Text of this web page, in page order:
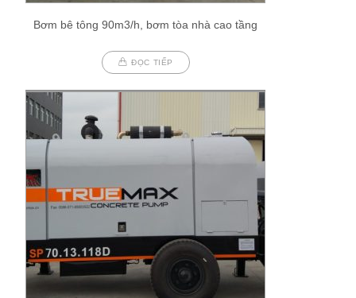
Bơm bê tông 90m3/h, bơm tòa nhà cao tầng
ĐỌC TIẾP